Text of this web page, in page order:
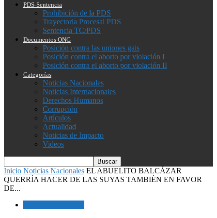
PDS-Sentencia
Prohibición de la PDS
Trayectoria Procesal PDS
Sentencia TC/PDS
Documentos ONG
Posición contra las uniones gais
Posición contra el aborto por violación I
Posición contra el aborto por violación II
Categorías
Noticias Nacionales
Noticias Internacionales
Derechos Humanos
Corrupción
Artículos
Actualidad
Noticias de Impacto
Videos
Inicio Noticias Nacionales EL ABUELITO BALCÁZAR
QUERRÍA HACER DE LAS SUYAS TAMBIÉN EN FAVOR
DE...